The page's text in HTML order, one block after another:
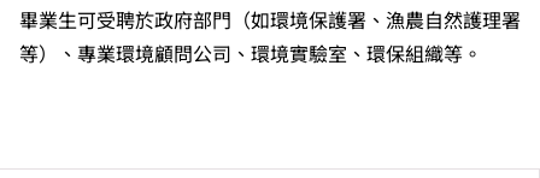
畢業生可受聘於政府部門（如環境保護署、漁農自然護理署
等）、專業環境顧問公司、環境實驗室、環保組織等。